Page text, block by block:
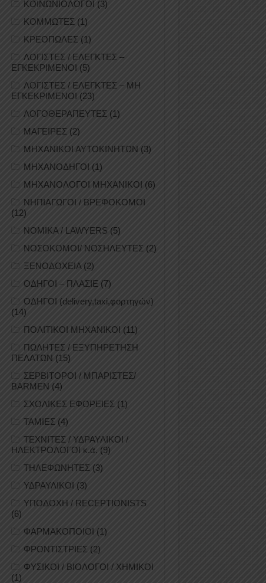
ΚΟΙΝΩΝΙΟΛΟΓΟΙ (3)
ΚΟΜΜΩΤΕΣ (1)
ΚΡΕΟΠΩΛΕΣ (1)
ΛΟΓΙΣΤΕΣ / ΕΛΕΓΚΤΕΣ –
ΕΓΚΕΚΡΙΜΕΝΟΙ (5)
ΛΟΓΙΣΤΕΣ / ΕΛΕΓΚΤΕΣ – ΜΗ
ΕΓΚΕΚΡΙΜΕΝΟΙ (23)
ΛΟΓΟΘΕΡΑΠΕΥΤΕΣ (1)
ΜΑΓΕΙΡΕΣ (2)
ΜΗΧΑΝΙΚΟΙ ΑΥΤΟΚΙΝΗΤΩΝ (3)
ΜΗΧΑΝΟΔΗΓΟΙ (1)
ΜΗΧΑΝΟΛΟΓΟΙ ΜΗΧΑΝΙΚΟΙ (6)
ΝΗΠΙΑΓΩΓΟΙ / ΒΡΕΦΟΚΟΜΟΙ
(12)
ΝΟΜΙΚΑ / LAWYERS (5)
ΝΟΣΟΚΟΜΟΙ/ ΝΟΣΗΛΕΥΤΕΣ (2)
ΞΕΝΟΔΟΧΕΙΑ(2)
ΟΔΗΓΟΙ – ΠΛΑΣΙΕ (7)
ΟΔΗΓΟΙ (delivery,taxi,φορτηγών)
(14)
ΠΟΛΙΤΙΚΟΙ ΜΗΧΑΝΙΚΟΙ (11)
ΠΩΛΗΤΕΣ / ΕΞΥΠΗΡΕΤΗΣΗ
ΠΕΛΑΤΩΝ (15)
ΣΕΡΒΙΤΟΡΟΙ / ΜΠΑΡΙΣΤΕΣ/
BARMEN (4)
ΣΧΟΛΙΚΕΣ ΕΦΟΡΕΙΕΣ (1)
ΤΑΜΙΕΣ (4)
ΤΕΧΝΙΤΕΣ / ΥΔΡΑΥΛΙΚΟΙ /
ΗΛΕΚΤΡΟΛΟΓΟΙ κ.ά. (9)
ΤΗΛΕΦΩΝΗΤΕΣ (3)
ΥΔΡΑΥΛΙΚΟΙ (3)
ΥΠΟΔΟΧΗ / RECEPTIONISTS
(6)
ΦΑΡΜΑΚΟΠΟΙΟΙ (1)
ΦΡΟΝΤΙΣΤΡΙΕΣ (2)
ΦΥΣΙΚΟΙ / ΒΙΟΛΟΓΟΙ / ΧΗΜΙΚΟΙ
(1)